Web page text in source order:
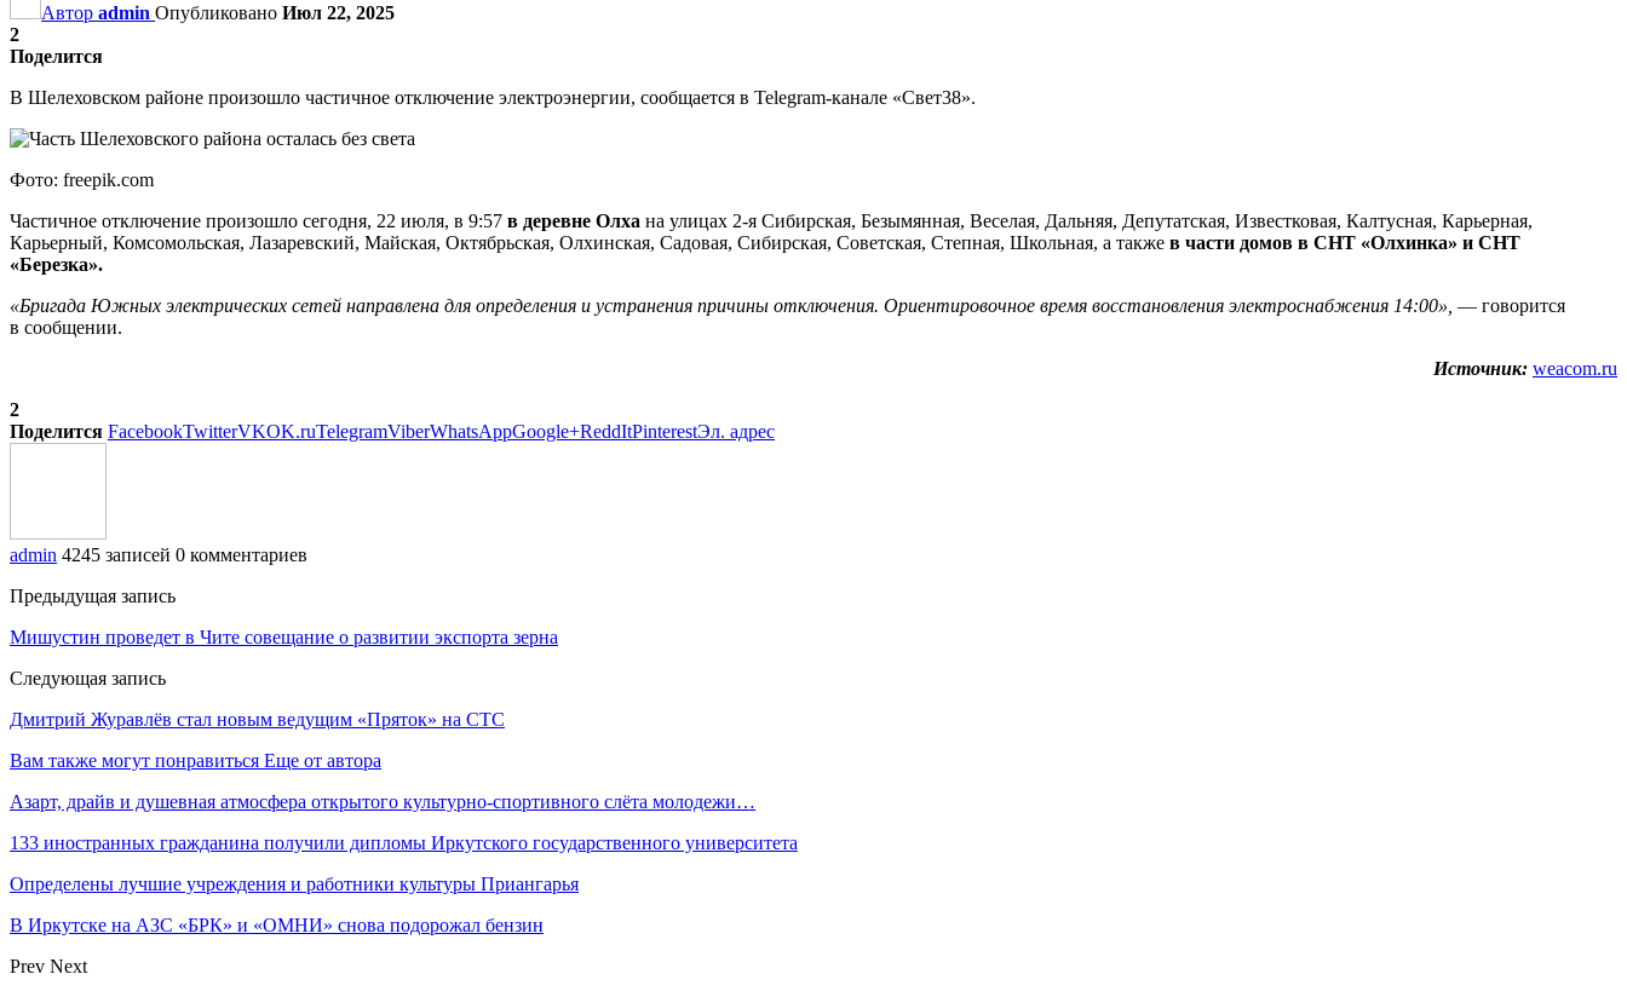
Автор admin Опубликовано Июл 22, 2025
2
Поделится
В Шелеховском районе произошло частичное отключение электроэнергии, сообщается в Telegram-канале «Свет38».
Фото: freepik.com
Частичное отключение произошло сегодня, 22 июля, в 9:57 в деревне Олха на улицах 2-я Сибирская, Безымянная, Веселая, Дальняя, Депутатская, Известковая, Калтусная, Карьерная,
Карьерный, Комсомольская, Лазаревский, Майская, Октябрьская, Олхинская, Садовая, Сибирская, Советская, Степная, Школьная, а также в части домов в СНТ «Олхинка» и СНТ
«Березка».
«Бригада Южных электрических сетей направлена для определения и устранения причины отключения. Ориентировочное время восстановления электроснабжения 14:00», — говорится
в сообщении.
Источник: weacom.ru
2
Поделится FacebookTwitterVKOK.ruTelegramViberWhatsAppGoogle+ReddItPinterestЭл. адрес
admin 4245 записей 0 комментариев
Предыдущая запись
Мишустин проведет в Чите совещание о развитии экспорта зерна
Следующая запись
Дмитрий Журавлёв стал новым ведущим «Пряток» на СТС
Вам также могут понравиться Еще от автора
Азарт, драйв и душевная атмосфера открытого культурно-спортивного слёта молодежи…
133 иностранных гражданина получили дипломы Иркутского государственного университета
Определены лучшие учреждения и работники культуры Приангарья
В Иркутске на АЗС «БРК» и «ОМНИ» снова подорожал бензин
Prev Next